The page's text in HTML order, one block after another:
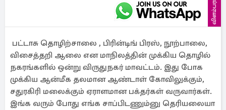
விளம்பரம்
பட்டாசு தொழிற்சாலை , பிரின்டிங் பிரஸ், நூற்பாலை,
விசைத்தறி ஆலை என மாநிலத்தின் முக்கிய தொழில்
நகரங்களில் ஒன்று விருதுநகர் மாவட்டம். இது போக
முக்கிய ஆன்மீக தலமான ஆண்டாள் கோவிலுக்கும்,
சதுரகிரி மலைக்கும் ஏராளமான பக்தர்கள் வருவார்கள்.
இங்க வரும் போது எங்க சாப்பிடணும்னு தெரியலையா